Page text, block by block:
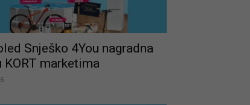
Snješko 4You nagradna
KORT marketima